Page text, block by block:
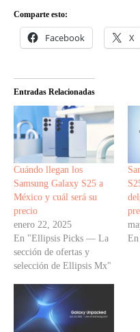
Comparte esto:
Facebook X
Entradas Relacionadas
Cuándo llegan los
Samsung Galaxy S25 a
México y cuál será su
precio
enero 22, 2025
En "Ellipsis Picks — La
sección de ofertas y
selección de Ellipsis Mx"